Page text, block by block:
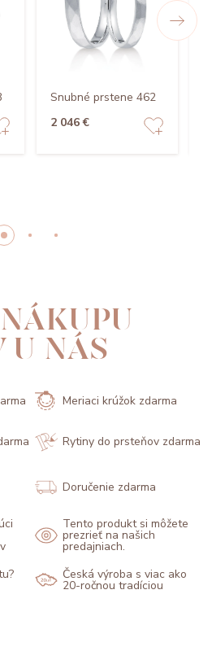
Snubné prstene 462
2 046 €
U NÁS
Meriaci krúžok zdarma
Rytiny do prsteňov zdarma
Doručenie zdarma
Tento produkt si môžete
prezrieť na našich
predajniach.
Česká výroba s viac ako
20-ročnou tradíciou